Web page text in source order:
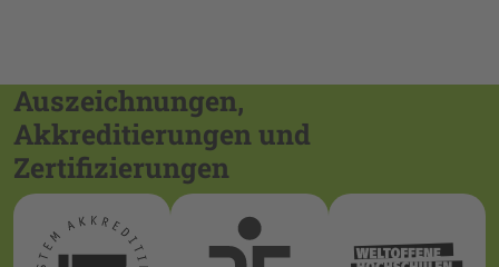
Auszeichnungen,
Akkreditierungen und
Zertifizierungen